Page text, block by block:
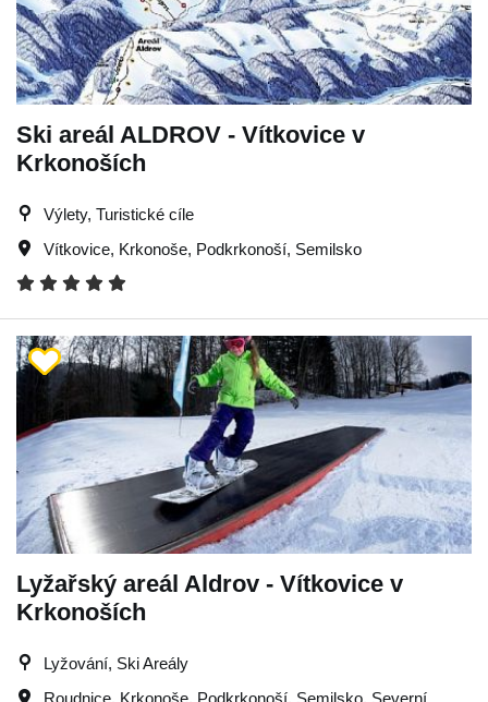
Ski areál ALDROV - Vítkovice v
Krkonoších
Výlety, Turistické cíle
Vítkovice, Krkonoše, Podkrkonoší, Semilsko
Lyžařský areál Aldrov - Vítkovice v
Krkonoších
Lyžování, Ski Areály
Roudnice, Krkonoše, Podkrkonoší, Semilsko, Severní